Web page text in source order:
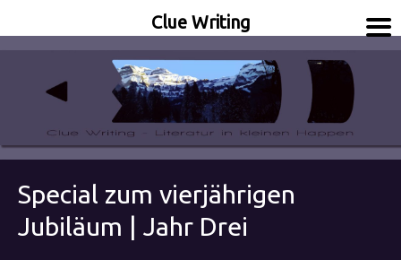
Clue Writing
Special zum vierjährigen
Jubiläum | Jahr Drei
Clue Writing